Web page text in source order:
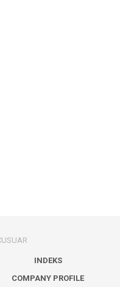
INDEKS
COMPANY PROFILE